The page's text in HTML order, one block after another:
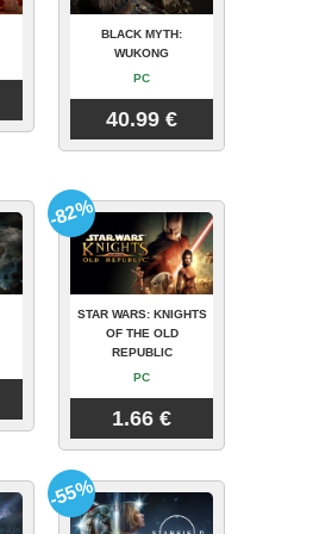
BLACK MYTH:
WUKONG
PC
40.99 €
STAR WARS: KNIGHTS
OF THE OLD
REPUBLIC
PC
1.66 €
-82%
-55%